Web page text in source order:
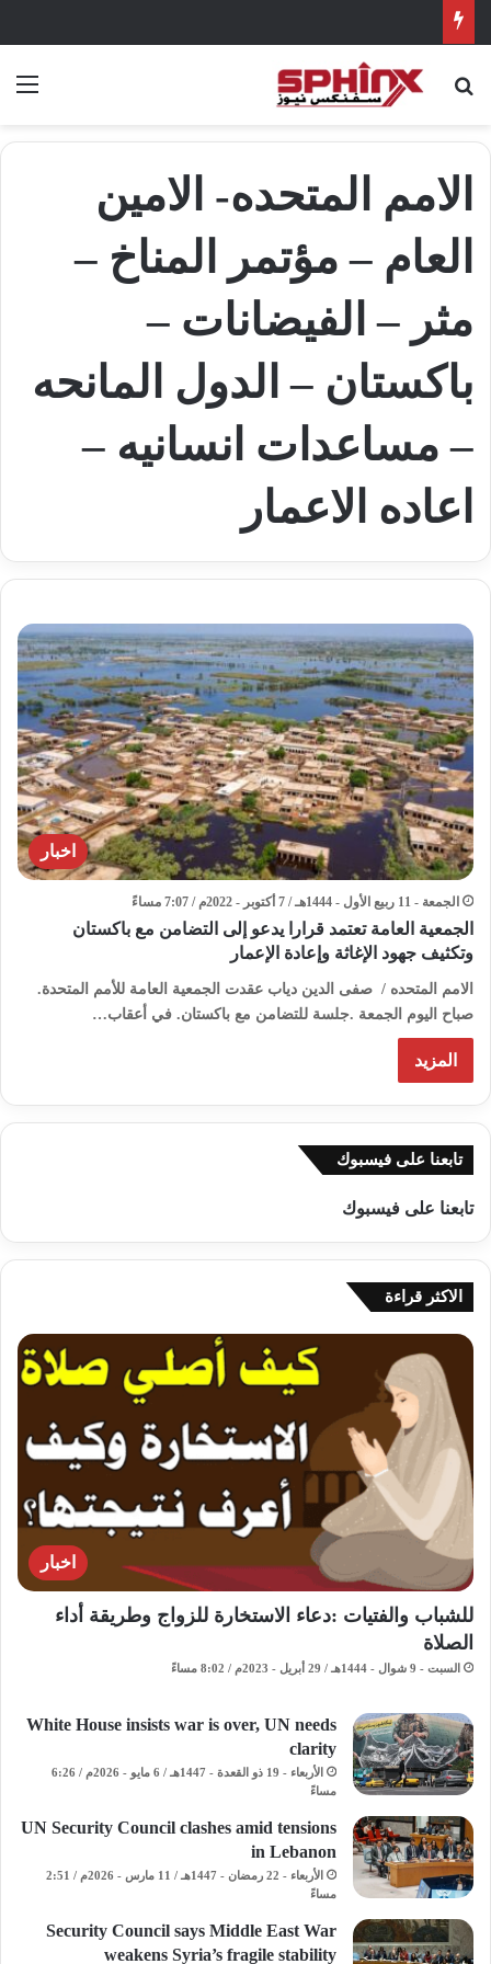
بحث عن
الامم المتحده- الامين
العام – مؤتمر المناخ –
مثر – الفيضانات –
باكستان – الدول المانحه
– مساعدات انسانيه –
اعاده الاعمار
اخبار
الجمعة - 11 ربيع الأول - 1444هـ / 7 أكتوبر - 2022م / 7:07 مساءً
الجمعية العامة تعتمد قرارا يدعو إلى التضامن مع باكستان
وتكثيف جهود الإغاثة وإعادة الإعمار
الامم المتحده / صفى الدين دياب عقدت الجمعية العامة للأمم المتحدة.
صباح اليوم الجمعة .جلسة للتضامن مع باكستان. في أعقاب…
المزيد
تابعنا على فيسبوك
تابعنا على فيسبوك
الاكثر قراءة
اخبار
للشباب والفتيات :دعاء الاستخارة للزواج وطريقة أداء
الصلاة
السبت - 9 شوال - 1444هـ / 29 أبريل - 2023م / 8:02 مساءً
White House insists war is over, UN needs
clarity
الأربعاء - 19 ذو القعدة - 1447هـ / 6 مايو - 2026م / 6:26
مساءً
UN Security Council clashes amid tensions
in Lebanon
الأربعاء - 22 رمضان - 1447هـ / 11 مارس - 2026م / 2:51
مساءً
Security Council says Middle East War
weakens Syria’s fragile stability